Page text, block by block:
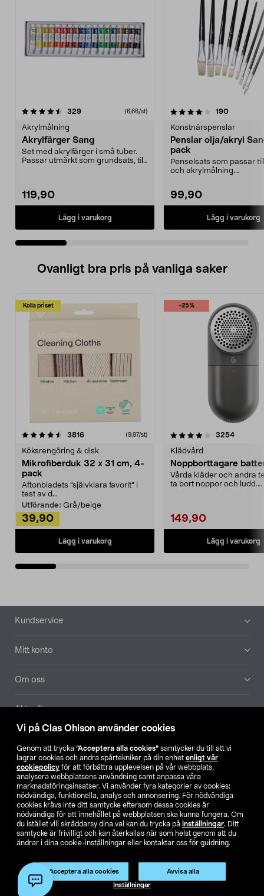
Vi på Clas Ohlson använder cookies
Genom att trycka ”Acceptera alla cookies” samtycker du till att vi
lagrar cookies och andra spårtekniker på din enhet enligt vår
cookiepolicy för att förbättra upplevelsen på vår webbplats,
analysera webbplatsens användning samt anpassa våra
marknadsföringsinsatser. Vi använder fyra kategorier av cookies:
nödvändiga, funktionella, analys och annonsering. För nödvändiga
cookies krävs inte ditt samtycke eftersom dessa cookies är
nödvändiga för att innehållet på webbplatsen ska kunna fungera. Om
du istället vill skräddarsy dina val kan du trycka på inställningar. Ditt
samtycke är frivilligt och kan återkallas när som helst genom att du
ändrar i dina cookie-inställningar eller kontaktar oss för guidning.
Acceptera alla cookies Avvisa alla
Inställningar
329recensioner (6,66/st)
Akrylmålning
Akrylfärger Sang
Set med akrylfärger i små tuber.
Passar utmärkt som grundsats, till
119,90
Lägg i varukorg
4.0 av 5 stjärnor 190
Konstnärspenslar
Penslar olja/akryl
pack
Penselsats som passar
och akrylmålning.
99,90
Lägg i varukorg
4.5 av 5 stjärnor
Ovanligt bra pris på vanliga saker
Kolla priset
3816recensioner (9,97/st)
Köksrengöring & disk
Mikrofiberduk 32 x 31 cm, 4-
pack
Aftonbladets "självklara favorit” i
test av d...
Utförande: Grå/beige
39,90
Lägg i varukorg
-25%
4.0av 5 stjärnor 3254
Klädvård
Noppborttagare
Vårda kläder och andra
ta bort noppor och ludd.
149,90
Lägg i varukorg
4.5av 5 stjärnor
Sidfot
Kundservice
Mitt konto
Om oss
Aktuellt
Hitta butik
SE NO FI
Köpvillkor Privacy statement Klubbvillkor
För företag
Ändra till priser exklusive moms